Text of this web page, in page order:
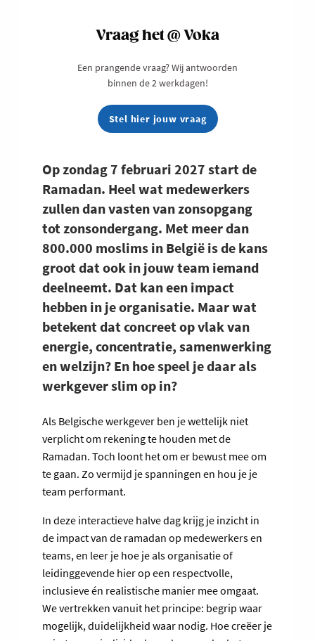
Op zondag 7 februari 2027 start de
Ramadan. Heel wat medewerkers
zullen dan vasten van zonsopgang
tot zonsondergang. Met meer dan
800.000 moslims in België is de kans
groot dat ook in jouw team iemand
deelneemt. Dat kan een impact
hebben in je organisatie. Maar wat
betekent dat concreet op vlak van
energie, concentratie, samenwerking
en welzijn? En hoe speel je daar als
werkgever slim op in?
Als Belgische werkgever ben je wettelijk niet
verplicht om rekening te houden met de
Ramadan. Toch loont het om er bewust mee om
te gaan. Zo vermijd je spanningen en hou je je
team performant.
In deze interactieve halve dag krijg je inzicht in
de impact van de ramadan op medewerkers en
teams, en leer je hoe je als organisatie of
leidinggevende hier op een respectvolle,
inclusieve én realistische manier mee omgaat.
We vertrekken vanuit het principe: begrip waar
mogelijk, duidelijkheid waar nodig. Hoe creëer je
Vraag het @ Voka
Een prangende vraag? Wij antwoorden
binnen de 2 werkdagen!
Stel hier jouw vraag